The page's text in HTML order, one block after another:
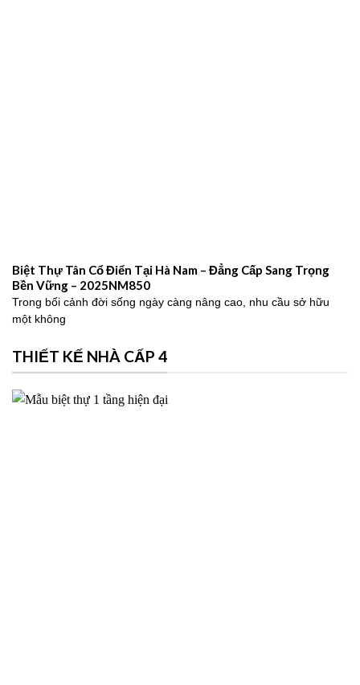
Biệt Thự Tân Cổ Điển Tại Hà Nam – Đẳng Cấp Sang Trọng
Bền Vững – 2025NM850
Trong bối cảnh đời sống ngày càng nâng cao, nhu cầu sở hữu
một không
THIẾT KẾ NHÀ CẤP 4